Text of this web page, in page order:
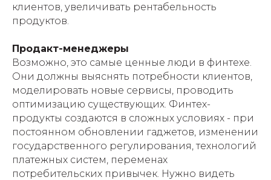
клиентов, увеличивать рентабельность
продуктов.
Продакт-менеджеры
Возможно, это самые ценные люди в финтехе.
Они должны выяснять потребности клиентов,
моделировать новые сервисы, проводить
оптимизацию существующих. Финтех-
продукты создаются в сложных условиях - при
постоянном обновлении гаджетов, изменении
государственного регулирования, технологий
платежных систем, переменах
потребительских привычек. Нужно видеть